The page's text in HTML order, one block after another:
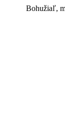
Bohužiaľ,